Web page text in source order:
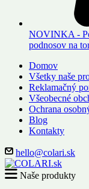
NOVINKA -
podnosov na
Domov
Všetky naše
Reklamačný
Všeobecné
Ochrana
Blog
Kontakty
hello@colari.sk
Naše produkty